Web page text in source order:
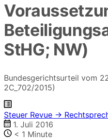
StHG; NW)
Bundesgerichtsurteil vom
2C_702/2015)
Steuer Revue →
1. Juli 2016
< 1 Minute